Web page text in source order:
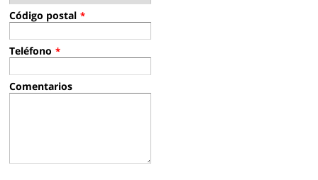
Código postal *
Teléfono *
Comentarios